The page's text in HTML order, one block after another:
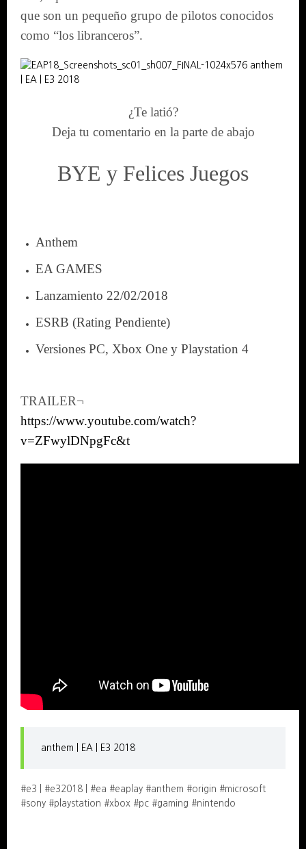
que son un pequeño grupo de pilotos conocidos
como “los libranceros”.
¿Te latió?
Deja tu comentario en la parte de abajo
BYE y Felices Juegos
Anthem
EA GAMES
Lanzamiento 22/02/2018
ESRB (Rating Pendiente)
Versiones PC, Xbox One y Playstation 4
TRAILER¬
https://www.youtube.com/watch?
v=ZFwylDNpgFc&t
anthem | EA | E3 2018
#e3 | #e32018 | #ea #eaplay #anthem #origin #microsoft
#sony #playstation #xbox #pc #gaming #nintendo